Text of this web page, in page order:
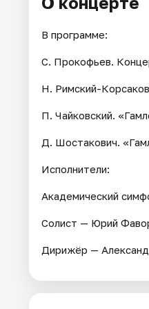
В программе:
С. Прокофьев.
Н. Римский-
П. Чайковский.
Д. Шостакович.
Исполнители:
Академический
Солист — Юрий
Дирижёр —